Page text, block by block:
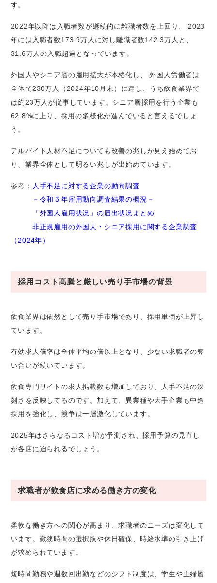
す。
2022年以降は入職者数が継続的に離職者数を上回り、 2023
年には入職者数173.9万人に対し離職者数142.3万人と、
31.6万人の入職超過となっています。
外国人やシニア層の雇用拡大が本格化し、 外国人労働者は
全体で230万人（2024年10月末）に達し、うち飲食業界で
は約23万人が従事しています。シニア層採用を行う企業も
62.8%に上り、採用の多様化が進んでいると言えるでしょ
う。
アルバイト人材不足についても改善の兆しが見え始めてお
り、業界全体として明るい兆しが出始めています。
参考：
人手不足に対する企業の動向調査
－令和５年雇用動向調査結果の概況－
「外国人雇用状況」の届出状況まとめ
非正規雇用の外国人・シニア採用に関する企業調査
（2024年）
採用コスト高騰と厳しい売り手市場の背景
飲食業界は依然として売り手市場であり、採用単価が上昇し
ています。
有効求人倍率は全体平均の倍以上となり、少ない求職者の奪
い合いが続いています。
飲食専門サイトの求人掲載数も増加しており、人手不足の深
刻さを反映してるのです。加えて、異業種や大手企業も中途
採用を強化し、競争は一層激化しています。
2025年はさらなるコスト増が予測され、採用予算の見直し
が各店に迫られるでしょう。
求職者が飲食店に求める働き方の変化
柔軟な働き方への関心が高まり、求職者のニーズは変化して
います。勤務時間の選択肢や休日確保、時給水準の引き上げ
が求められています。
短時間勤務や週数回出勤などのシフト制度は、学生や主婦層